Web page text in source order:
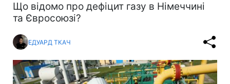
Що відомо про дефіцит газу в Німеччині
та Євросоюзі?
ЕДУАРД ТКАЧ